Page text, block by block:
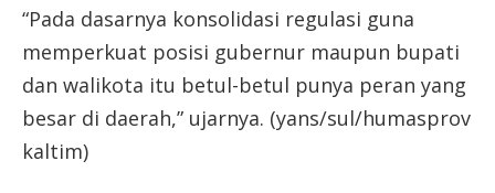
“Pada dasarnya konsolidasi regulasi guna
memperkuat posisi gubernur maupun bupati
dan walikota itu betul-betul punya peran yang
besar di daerah,” ujarnya. (yans/sul/humasprov
kaltim)